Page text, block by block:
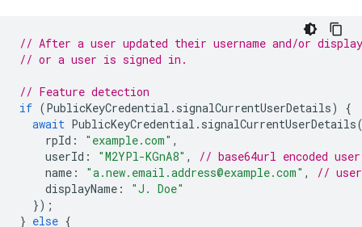
// After a user updated their username and/or display
// or a user is signed in.
// Feature detection
if (PublicKeyCredential . signalCurrentUserDetails)
{
await PublicKeyCredential . signalCurrentUserDetails
rpId : "example.com" ,
userId : "M2YPl-KGnA8" ,
// base64url encoded
name : "a.new.email.address@example.com" ,
//
displayName :
"J. Doe"
});
} else {